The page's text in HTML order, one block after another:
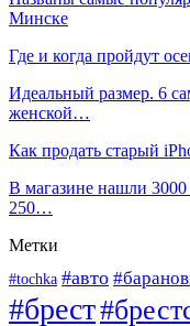
Минске
Где и когда пройдут
Идеальный размер. 6
женской…
Как продать старый
В магазине нашли
250…
Метки
#tochka #авто
#брест